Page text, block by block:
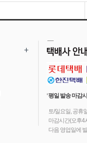
*평일 발송 마감
토/일요일, 공휴
마감시간(오후4
다음 영업일에